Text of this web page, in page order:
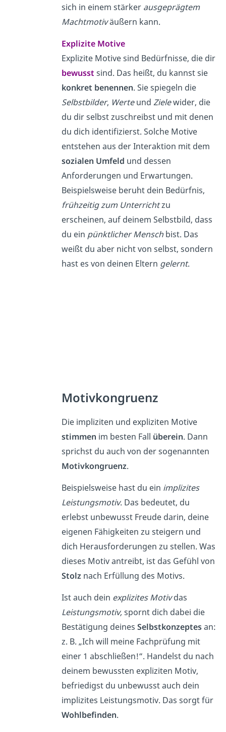
sich in einem stärker ausgeprägtem
Machtmotiväußern kann.
Explizite Motive
Explizite Motive sind Bedürfnisse, die dir
bewusst sind. Das heißt, du kannst sie
konkret benennen. Sie spiegeln die
Selbstbilder, Werteund Zielewider, die
du dir selbst zuschreibst und mit denen
du dich identifizierst. Solche Motive
entstehen aus der Interaktion mit dem
sozialen Umfeld und dessen
Anforderungen und Erwartungen.
Beispielsweise beruht dein Bedürfnis,
frühzeitig zum Unterrichtzu
erscheinen, auf deinem Selbstbild, dass
du ein pünktlicher Menschbist. Das
weißt du aber nicht von selbst, sondern
hast es von deinen Eltern gelernt.
Motivkongruenz
Die impliziten und expliziten Motive
stimmen im besten Fall überein. Dann
sprichst du auch von der sogenannten
Motivkongruenz.
Beispielsweise hast du ein implizites
Leistungsmotiv. Das bedeutet, du
erlebst unbewusst Freude darin, deine
eigenen Fähigkeiten zu steigern und
dich Herausforderungen zu stellen. Was
dieses Motiv antreibt, ist das Gefühl von
Stolznach Erfüllung des Motivs.
Ist auch dein explizites Motivdas
Leistungsmotiv,spornt dich dabei die
Bestätigung deines Selbstkonzeptesan:
z. B. „Ich will meine Fachprüfung mit
einer 1 abschließen!“. Handelst du nach
deinem bewussten expliziten Motiv,
befriedigst du unbewusst auch dein
implizites Leistungsmotiv. Das sorgt für
Wohlbefinden.